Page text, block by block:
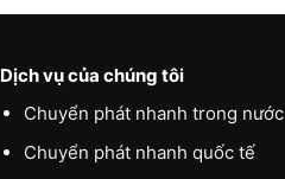
Dịch vụ của chúng tôi
Chuyển phát nhanh trong nước
Chuyển phát nhanh quốc tế